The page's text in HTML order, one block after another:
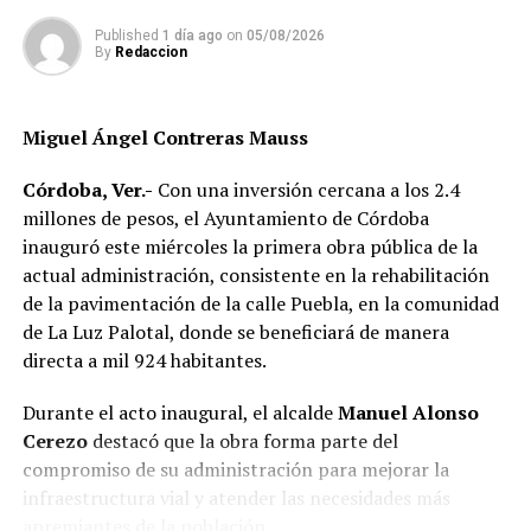
Durante el evento, el director de Seguridad y Protección
diariamente quienes integran la corporación y el
Como parte del fortalecimiento institucional, el
Ayuntamiento también informó que recientemente
fueron incorporadas nuevas unidades vehiculares para
ampliar la capacidad operativa de la corporación. Dos de
esos vehículos fueron asignados a la Policía de
Proximidad de Género, área encargada de atender casos
situación de vulnerabilidad.
En el acto participaron integrantes del Cabildo, mandos
policiacos y personal de las distintas áreas de Seguridad
Published 1 día ago on 05/08/2026
By Redaccion
Miguel Ángel Contreras Mauss
Córdoba, Ver.- Con una inversión cercana a los 2.4
millones de pesos, el Ayuntamiento de Córdoba
inauguró este miércoles la primera obra pública de la
actual administración, consistente en la rehabilitación
de la pavimentación de la calle Puebla, en la comunidad
de La Luz Palotal, donde se beneficiará de manera
directa a mil 924 habitantes.
Durante el acto inaugural, el alcaldeManuel Alonso
Cerezodestacó que la obra forma parte del
compromiso de su administración para mejorar la
infraestructura vial y atender las necesidades más